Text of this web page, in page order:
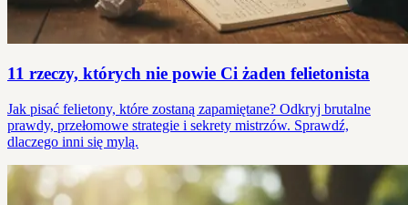
11 rzeczy, których nie powie Ci żaden felietonista
Jak pisać felietony, które zostaną zapamiętane? Odkryj brutalne
prawdy, przełomowe strategie i sekrety mistrzów. Sprawdź,
dlaczego inni się mylą.